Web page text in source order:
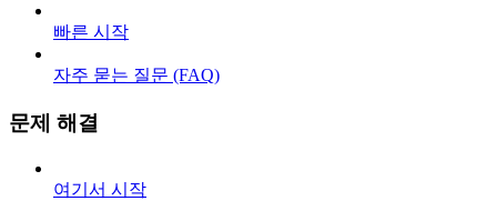
빠른 시작
자주 묻는 질문 (FAQ)
문제 해결
여기서 시작